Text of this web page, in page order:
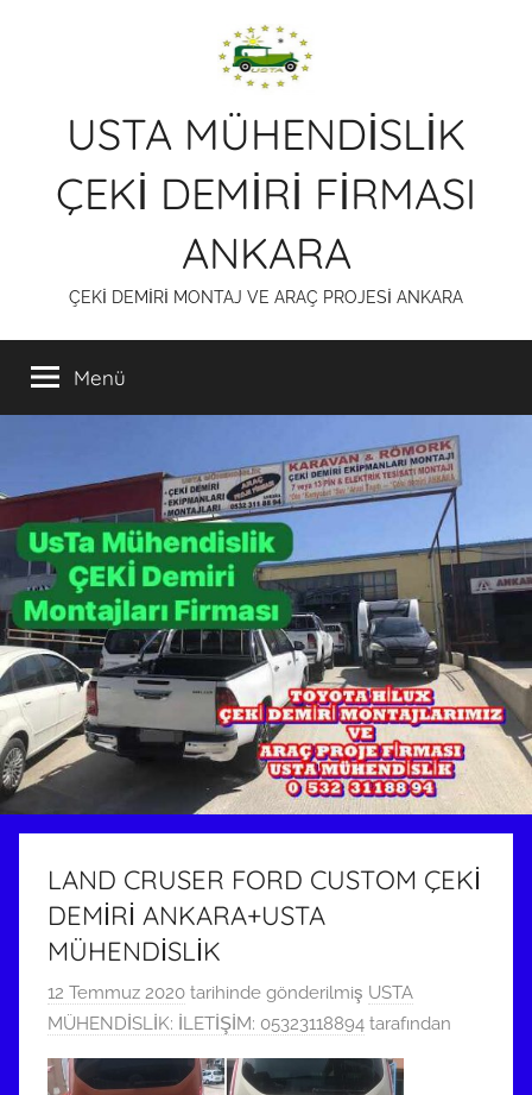
USTA MÜHENDİSLİK
ÇEKİ DEMİRİ FİRMASI
ANKARA
ÇEKİ DEMİRİ MONTAJ VE ARAÇ PROJESİ ANKARA
Menü
LAND CRUSER FORD CUSTOM ÇEKİ
DEMİRİ ANKARA+USTA
MÜHENDİSLİK
12 Temmuz 2020 tarihinde gönderilmiş USTA
MÜHENDİSLİK: İLETİŞİM: 05323118894 tarafından